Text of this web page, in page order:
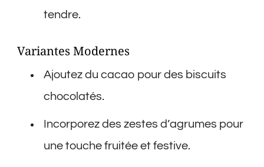
tendre.
Variantes Modernes
Ajoutez du cacao pour des biscuits
chocolatés.
Incorporez des zestes d’agrumes pour
une touche fruitée et festive.